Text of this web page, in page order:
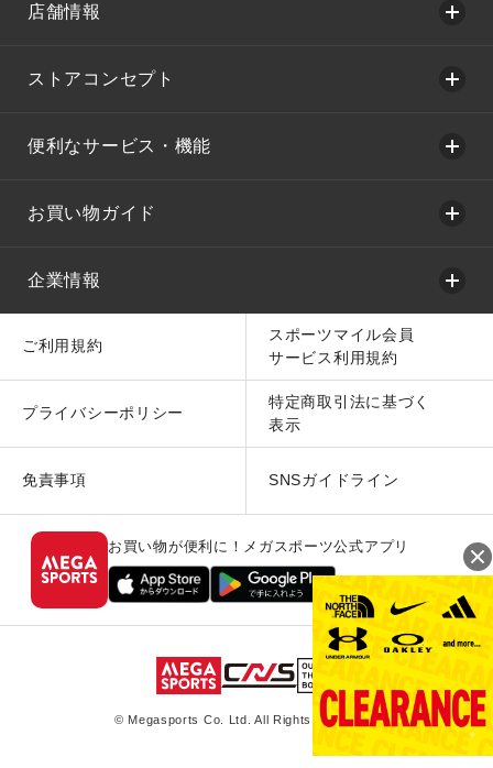
店舗情報
ストアコンセプト
便利なサービス・機能
お買い物ガイド
企業情報
ご利用規約
スポーツマイル会員
サービス利用規約
プライバシーポリシー
特定商取引法に基づく
表示
免責事項 SNSガイドライン
お買い物が便利に！メガスポーツ公式アプリ
© Megasports Co. Ltd. All Rights Reserved.